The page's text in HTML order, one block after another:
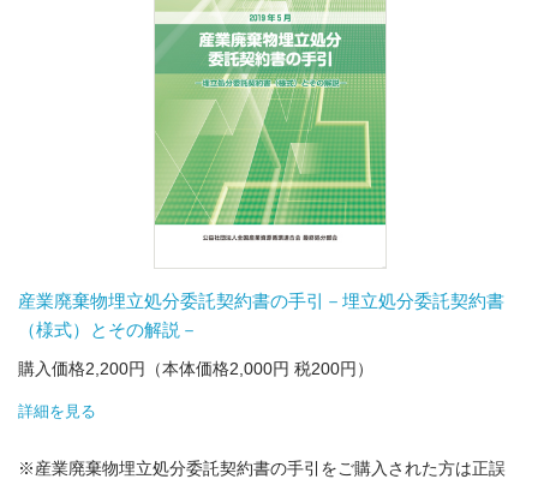
産業廃棄物埋立処分委託契約書の手引－埋立処分委託契約書
（様式）とその解説－
購入価格2,200円（本体価格2,000円 税200円）
詳細を見る
※産業廃棄物埋立処分委託契約書の手引をご購入された方は正誤